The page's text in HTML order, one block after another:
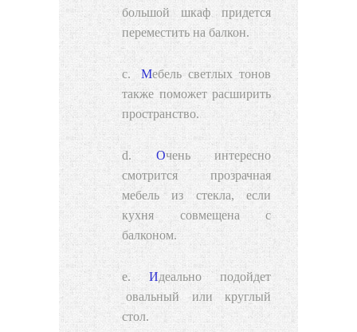
большой шкаф придется
переместить на балкон.
Мебель светлых тонов
также поможет расширить
пространство.
Очень интересно
смотрится прозрачная
мебель из стекла, если
кухня совмещена с
балконом.
Идеально подойдет
овальный или круглый
стол.